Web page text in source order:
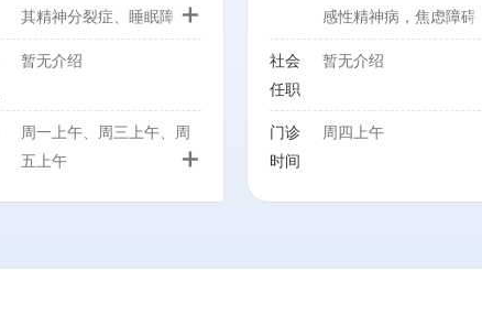
其精神分裂症、睡眠障
碍、焦虑症、抑郁症的诊
疗及心理治疗。
+
暂无介绍
周一上午、周三上午、周
五上午
+
感性精神病，焦虑障碍
失眠症，强迫症，进食
碍等精神和心理疾病的诊
治疗
社会
任职
暂无介绍
门诊
时间
周四上午